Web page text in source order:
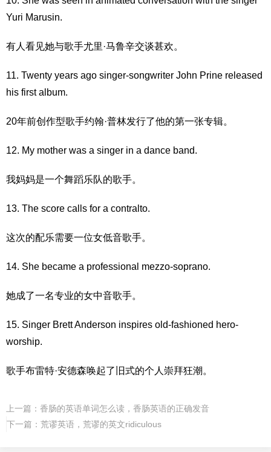
Yuri Marusin.
有人看见她与歌手尤里·马鲁辛交谈甚欢。
11. Twenty years ago singer-songwriter John Prine released
his first album.
20年前创作型歌手约翰·普林发行了他的第一张专辑。
12. My mother was a singer in a dance band.
我妈妈是一个舞蹈乐队的歌手。
13. The score calls for a contralto.
这次的配乐需要一位女低音歌手。
14. She became a professional mezzo-soprano.
她成了一名专业的女中音歌手。
15. Singer Brett Anderson inspires old-fashioned hero-
worship.
歌手布雷特·安德森唤起了旧式的个人崇拜狂潮。
上一篇： 香肠的英语单词怎么读，香肠英语的正确发音
下一篇： 荒谬英语，荒谬的英文ridiculous